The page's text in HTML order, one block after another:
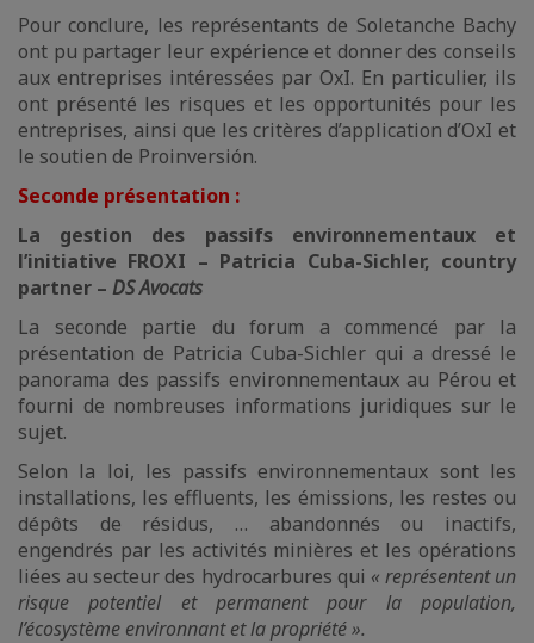
Pour conclure, les représentants de Soletanche Bachy
ont pu partager leur expérience et donner des conseils
aux entreprises intéressées par OxI. En particulier, ils
ont présenté les risques et les opportunités pour les
entreprises, ainsi que les critères d’application d’OxI et
le soutien de Proinversión.
Seconde présentation :
La gestion des passifs environnementaux et
l’initiative FROXI – Patricia Cuba-Sichler, country
partner – DS Avocats
La seconde partie du forum a commencé par la
présentation de Patricia Cuba-Sichler qui a dressé le
panorama des passifs environnementaux au Pérou et
fourni de nombreuses informations juridiques sur le
sujet.
Selon la loi, les passifs environnementaux sont les
installations, les effluents, les émissions, les restes ou
dépôts de résidus, … abandonnés ou inactifs,
engendrés par les activités minières et les opérations
liées au secteur des hydrocarbures qui « représentent un
risque potentiel et permanent pour la population,
l’écosystème environnant et la propriété ».